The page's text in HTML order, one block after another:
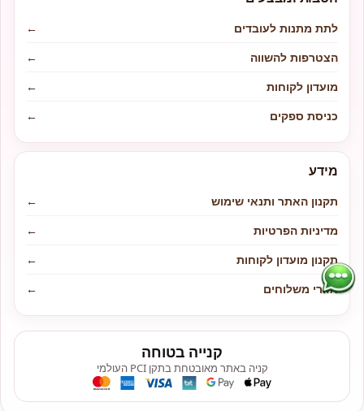
לתת מתנות לעובדים
←
הצטרפות להשווה
←
מועדון לקוחות
←
כניסת ספקים
←
מידע
תקנון האתר ותנאי שימוש
←
מדיניות הפרטיות
←
תקנון מועדון לקוחות
←
אזורי משלוחים
←
קנייה בטוחה
קניה באתר מאובטחת בתקן PCI העולמי